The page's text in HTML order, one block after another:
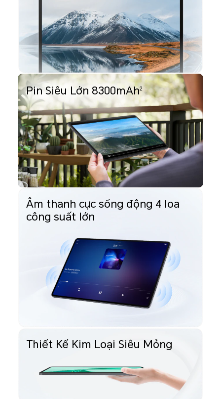
Pin Siêu Lớn 8300mAh2
Âm thanh cực sống động 4 loa
công suất lớn
Thiết Kế Kim Loại Siêu Mỏng